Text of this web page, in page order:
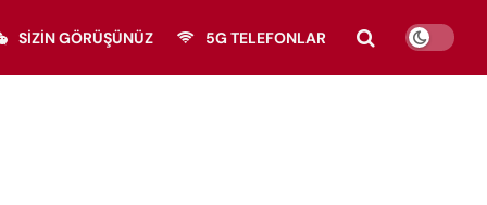
SIZIN GÖRÜŞÜNÜZ 5G TELEFONLAR